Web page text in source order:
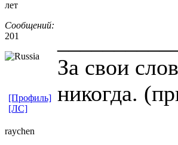
лет
Сообщений:
201
За свои
никогда.
[Профиль]
[ЛС]
raychen